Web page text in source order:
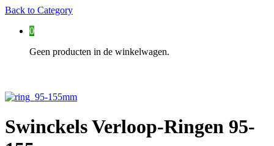
Back to Category
0
Geen producten in de winkelwagen.
Swinckels Verloop-Ringen 95-